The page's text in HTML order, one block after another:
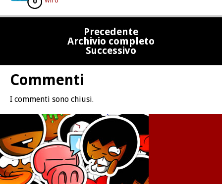
Precedente
Archivio completo
Successivo
Commenti
I commenti sono chiusi.